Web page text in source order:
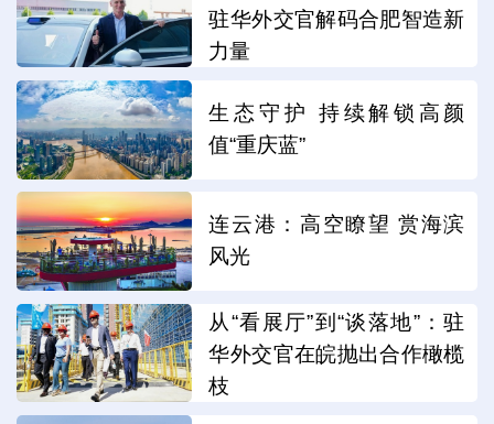
驻华外交官解码合肥智造新
力量
生态守护 持续解锁高颜
值“重庆蓝”
连云港：高空瞭望 赏海滨
风光
从“看展厅”到“谈落地”：驻
华外交官在皖抛出合作橄榄
枝